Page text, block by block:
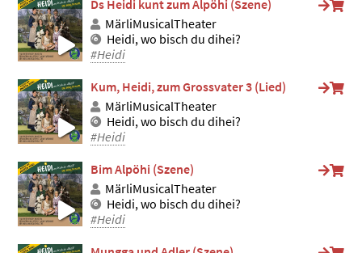
Ds Heidi kunt zum Alpöhi (Szene)
MärliMusicalTheater
Heidi, wo bisch du dihei?
#Heidi
Kum, Heidi, zum Grossvater 3 (Lied)
MärliMusicalTheater
Heidi, wo bisch du dihei?
#Heidi
Bim Alpöhi (Szene)
MärliMusicalTheater
Heidi, wo bisch du dihei?
#Heidi